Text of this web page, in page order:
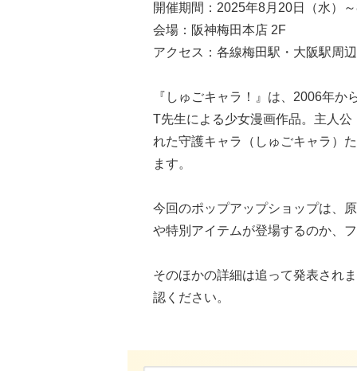
開催期間：2025年8月20日（水）
会場：阪神梅田本店 2F
アクセス：各線梅田駅・大阪駅周辺
『しゅごキャラ！』は、2006年
T先生による少女漫画作品。主人
れた守護キャラ（しゅごキャラ）
ます。
今回のポップアップショップは、
や特別アイテムが登場するのか、
そのほかの詳細は追って発表され
認ください。